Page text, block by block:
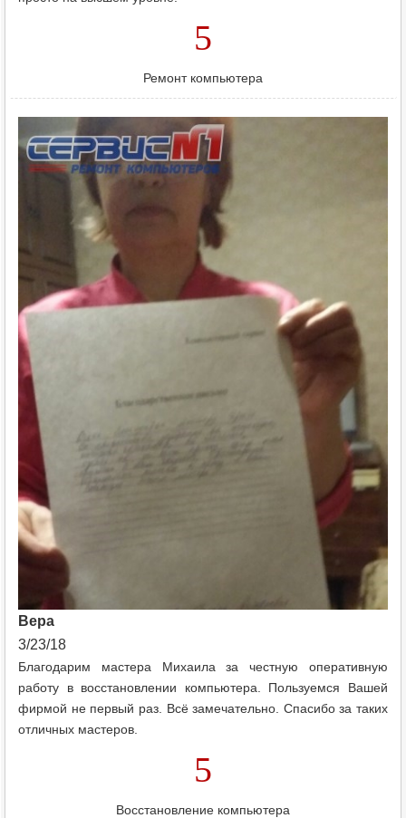
5
Ремонт компьютера
Вера
3/23/18
Благодарим мастера Михаила за честную оперативную
работу в восстановлении компьютера. Пользуемся Вашей
фирмой не первый раз. Всё замечательно. Спасибо за таких
отличных мастеров.
5
Восстановление компьютера